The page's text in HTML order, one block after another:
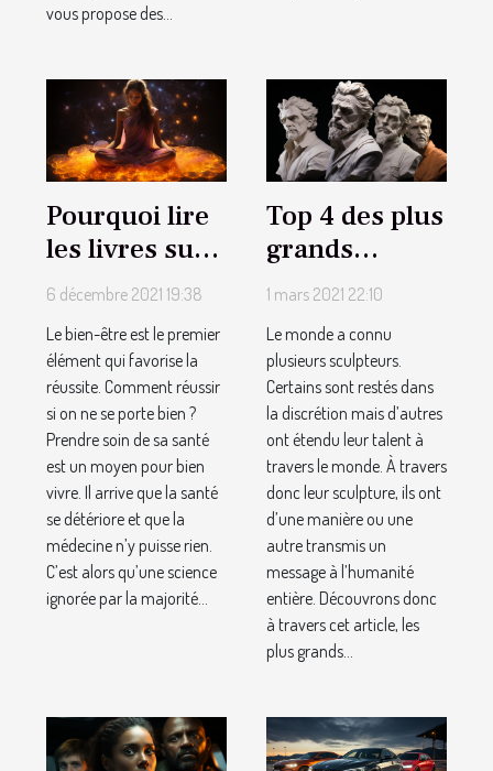
vous propose des...
Pourquoi lire
les livres sur
les chakras ?
6 décembre 2021 19:38
Le bien-être est le premier
élément qui favorise la
réussite. Comment réussir
si on ne se porte bien ?
Prendre soin de sa santé
est un moyen pour bien
vivre. Il arrive que la santé
se détériore et que la
médecine n’y puisse rien.
C’est alors qu’une science
ignorée par la majorité...
Top 4 des plus
grands
sculpteurs de
1 mars 2021 22:10
Le monde a connu
plusieurs sculpteurs.
Certains sont restés dans
la discrétion mais d’autres
ont étendu leur talent à
travers le monde. À travers
donc leur sculpture, ils ont
d’une manière ou une
autre transmis un
message à l’humanité
entière. Découvrons donc
à travers cet article, les
plus grands...